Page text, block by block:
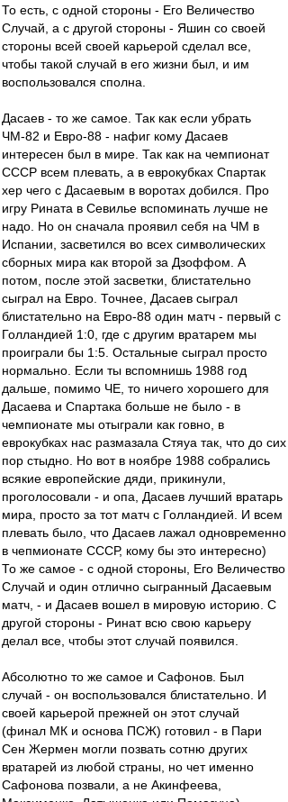
То есть, с одной стороны - Его Величество
Случай, а с другой стороны - Яшин со своей
стороны всей своей карьерой сделал все,
чтобы такой случай в его жизни был, и им
воспользовался сполна.
Дасаев - то же самое. Так как если убрать
ЧМ-82 и Евро-88 - нафиг кому Дасаев
интересен был в мире. Так как на чемпионат
СССР всем плевать, а в еврокубках Спартак
хер чего с Дасаевым в воротах добился. Про
игру Рината в Севилье вспоминать лучше не
надо. Но он сначала проявил себя на ЧМ в
Испании, засветился во всех символических
сборных мира как второй за Дзоффом. А
потом, после этой засветки, блистательно
сыграл на Евро. Точнее, Дасаев сыграл
блистательно на Евро-88 один матч - первый с
Голландией 1:0, где с другим вратарем мы
проиграли бы 1:5. Остальные сыграл просто
нормально. Если ты вспомнишь 1988 год
дальше, помимо ЧЕ, то ничего хорошего для
Дасаева и Спартака больше не было - в
чемпионате мы отыграли как говно, в
еврокубках нас размазала Стяуа так, что до сих
пор стыдно. Но вот в ноябре 1988 собрались
всякие европейские дяди, прикинули,
проголосовали - и опа, Дасаев лучший вратарь
мира, просто за тот матч с Голландией. И всем
плевать было, что Дасаев лажал одновременно
в чепмионате СССР, кому бы это интересно)
То же самое - с одной стороны, Его Величество
Случай и один отлично сыгранный Дасаевым
матч, - и Дасаев вошел в мировую историю. С
другой стороны - Ринат всю свою карьеру
делал все, чтобы этот случай появился.
Абсолютно то же самое и Сафонов. Был
случай - он воспользовался блистательно. И
своей карьерой прежней он этот случай
(финал МК и основа ПСЖ) готовил - в Пари
Сен Жермен могли позвать сотню других
вратарей из любой страны, но чет именно
Сафонова позвали, а не Акинфеева,